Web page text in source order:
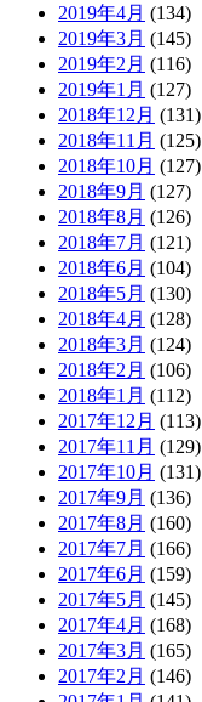
2019年4月 (134)
2019年3月 (145)
2019年2月 (116)
2019年1月 (127)
2018年12月 (131)
2018年11月 (125)
2018年10月 (127)
2018年9月 (127)
2018年8月 (126)
2018年7月 (121)
2018年6月 (104)
2018年5月 (130)
2018年4月 (128)
2018年3月 (124)
2018年2月 (106)
2018年1月 (112)
2017年12月 (113)
2017年11月 (129)
2017年10月 (131)
2017年9月 (136)
2017年8月 (160)
2017年7月 (166)
2017年6月 (159)
2017年5月 (145)
2017年4月 (168)
2017年3月 (165)
2017年2月 (146)